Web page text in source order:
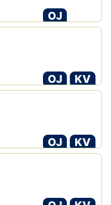
OJ
OJ
KV
OJ
KV